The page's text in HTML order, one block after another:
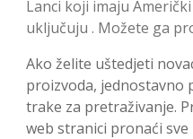
Lanci koji imaju
uključuju . Možete ga
Ako želite uštedjeti
proizvoda, jednostavno
trake za pretraživanje.
web stranici pronaći